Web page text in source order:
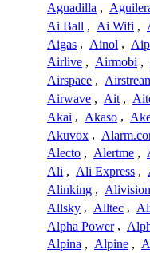
Aguadilla ,
Ai Ball , Ai Wifi ,
Aigas , Ainol ,
Airlive , Airmobi ,
Airspace ,
Airwave , Ait ,
Akai , Akaso ,
Akuvox ,
Alecto , Alertme ,
Ali , Ali Express ,
Alinking , Alivision
Allsky , Alltec ,
Alpha Power ,
Alpina , Alpine ,